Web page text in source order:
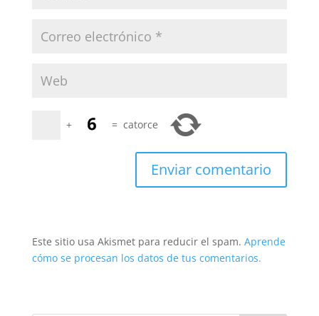
+ = catorce
Este sitio usa Akismet para reducir el spam. Aprende
cómo se procesan los datos de tus comentarios.